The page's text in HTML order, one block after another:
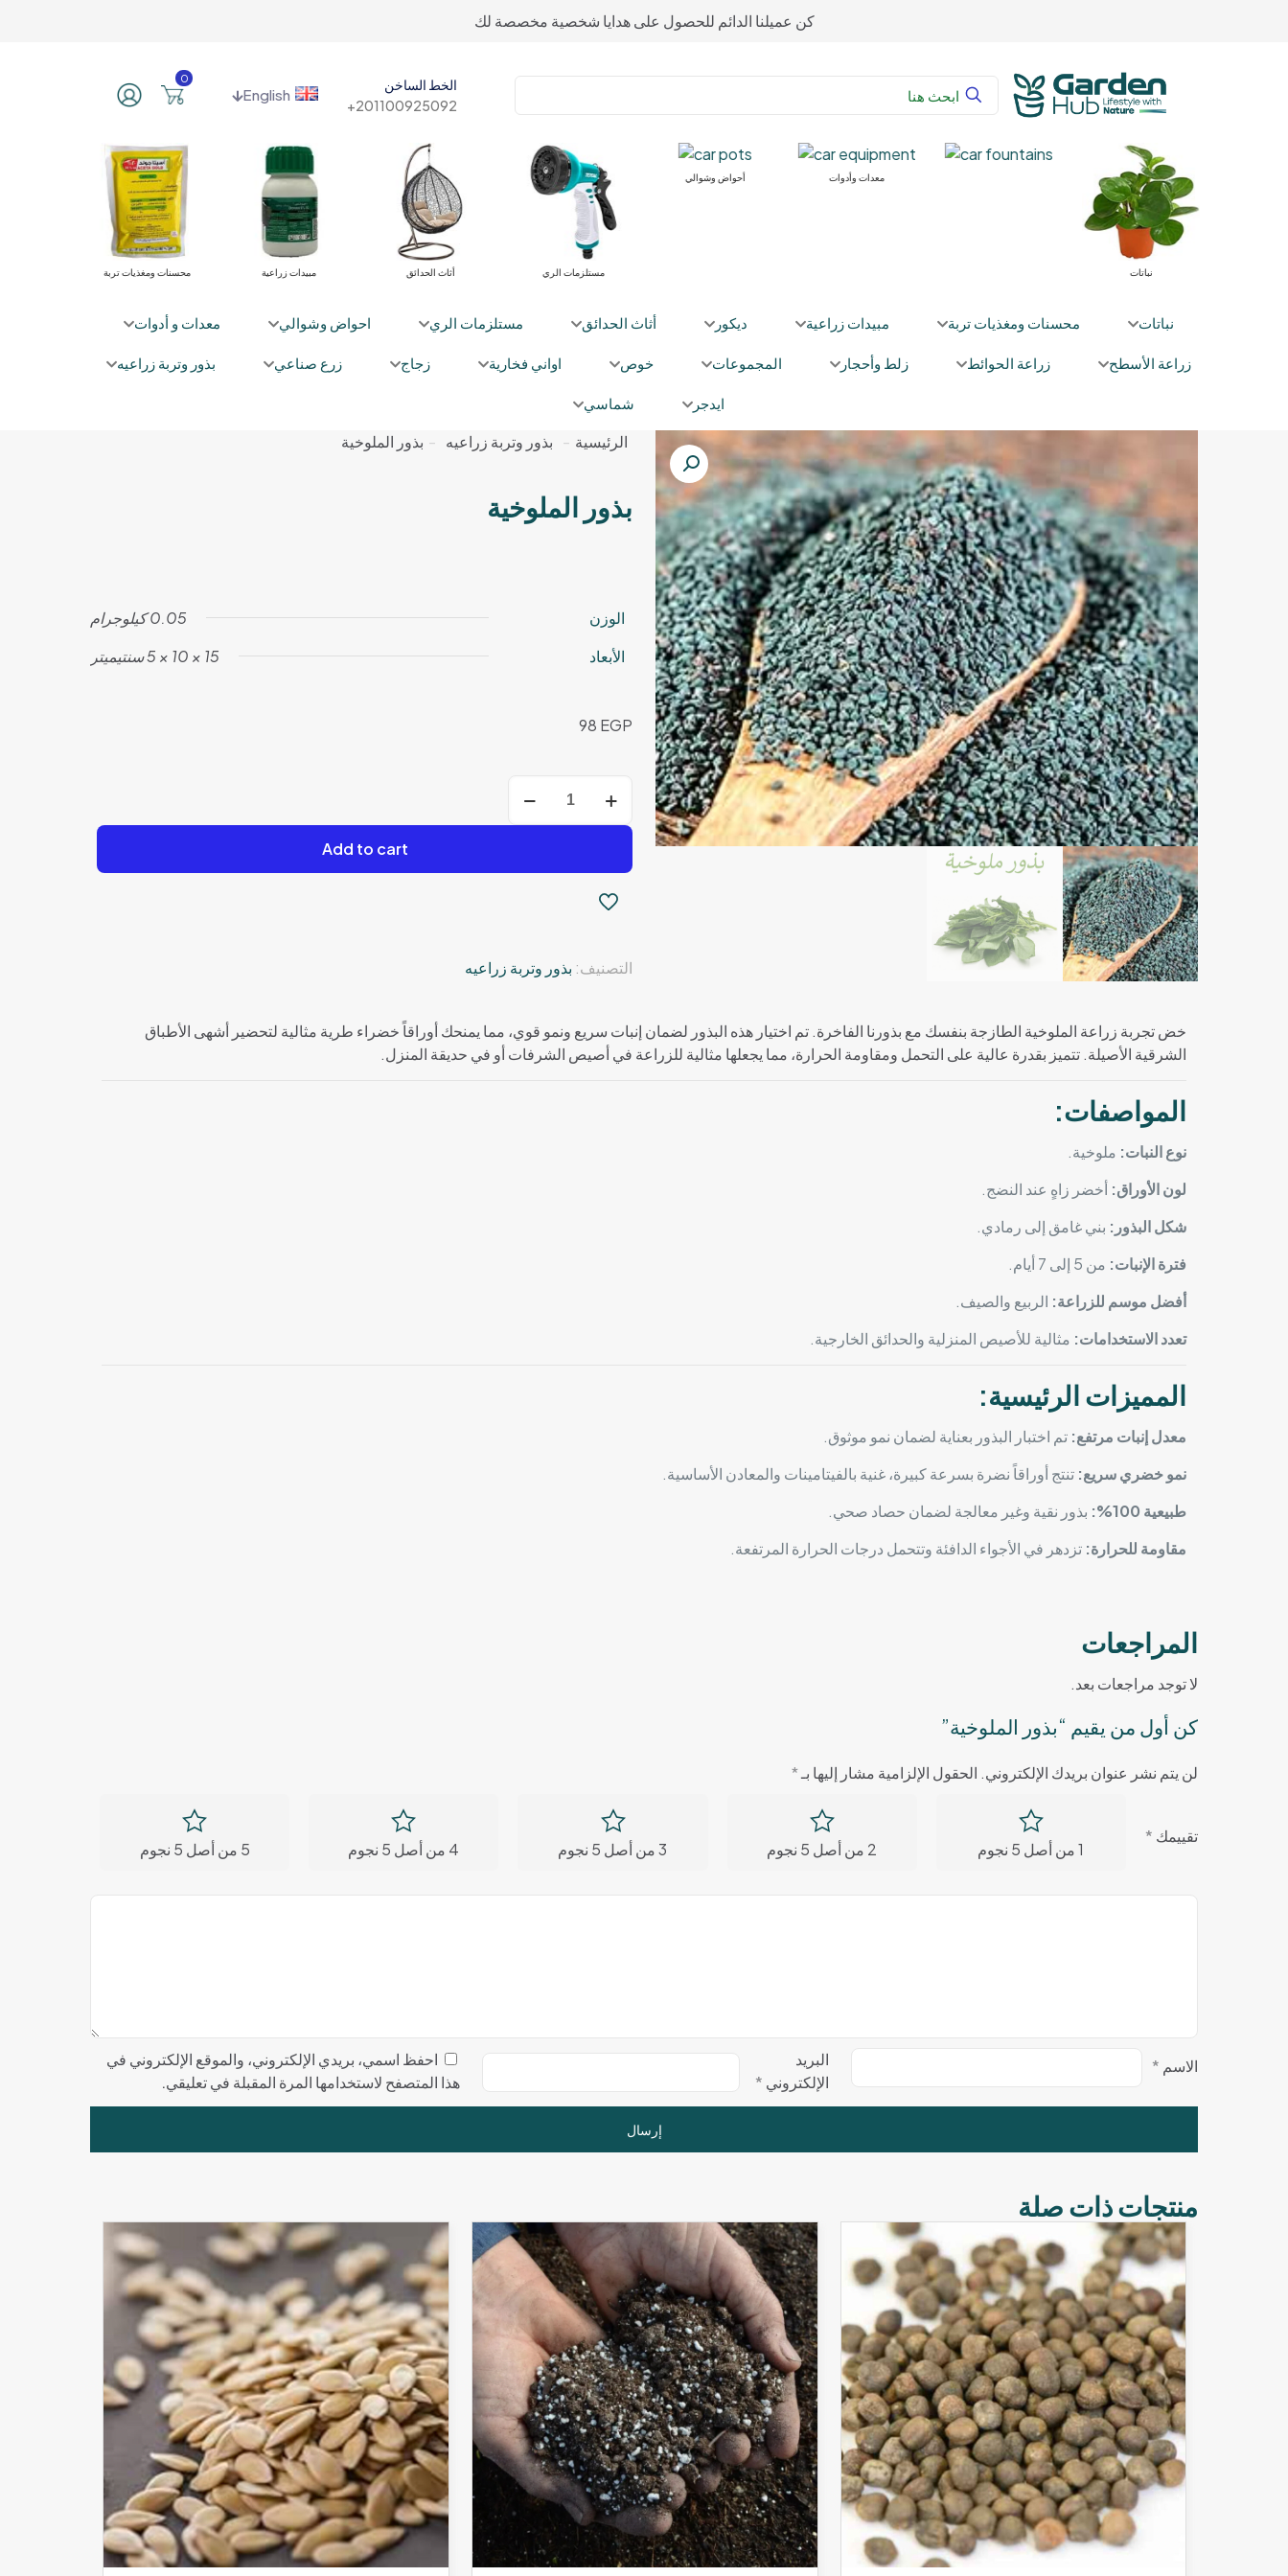
كن عميلنا الدائم للحصول على هدايا شخصية مخصصة لك
الخط الساخن
201100925092+
English
0
مبيدات زراعية أثاث الحدائق مستلزمات الري
أحواض وشوالي معدات وأدوات
محسنات ومغذيات تربة
نباتات محسنات ومغذيات تربة مبيدات زراعية ديكور أثاث الحدائق مستلزمات الري احواض وشوالي معدات و أدوات
زراعة الأسطح زراعة الحوائط زلط وأحجار المجموعات خوص اواني فخارية زجاج زرع صناعي بذور وتربة زراعيه
ايدجر شماسي
الرئيسية - بذور وتربة زراعيه - بذور الملوخية
بذور الملوخية
الوزن
0.05 كيلوجرام
الأبعاد
15 × 10 × 5 سنتيميتر
98 EGP
بذور
الملوخية
Add to cart
التصنيف: بذور وتربة زراعيه
خض تجربة زراعة الملوخية الطازجة بنفسك مع بذورنا الفاخرة. تم اختيار هذه البذور لضمان إنبات سريع ونمو قوي، مما يمنحك أوراقاً خضراء طرية مثالية لتحضير أشهى الأطباق
الشرقية الأصيلة. تتميز بقدرة عالية على التحمل ومقاومة الحرارة، مما يجعلها مثالية للزراعة في أصيص الشرفات أو في حديقة المنزل.
المواصفات:
نوع النبات: ملوخية.
لون الأوراق: أخضر زاهٍ عند النضج.
شكل البذور: بني غامق إلى رمادي.
فترة الإنبات: من 5 إلى 7 أيام.
أفضل موسم للزراعة: الربيع والصيف.
تعدد الاستخدامات: مثالية للأصيص المنزلية والحدائق الخارجية.
المميزات الرئيسية:
معدل إنبات مرتفع: تم اختبار البذور بعناية لضمان نمو موثوق.
نمو خضري سريع: تنتج أوراقاً نضرة بسرعة كبيرة، غنية بالفيتامينات والمعادن الأساسية.
طبيعية 100%:
بذور نقية وغير معالجة لضمان حصاد صحي.
مقاومة للحرارة: تزدهر في الأجواء الدافئة وتتحمل درجات الحرارة المرتفعة.
المراجعات
لا توجد مراجعات بعد.
كن أول من يقيم “بذور الملوخية”
لن يتم نشر عنوان بريدك الإلكتروني. الحقول الإلزامية مشار إليها بـ*
تقييمك *
1 من أصل 5 نجوم 2 من أصل 5 نجوم 3 من أصل 5 نجوم 4 من أصل 5 نجوم 5 من أصل 5 نجوم
الاسم *
البريد
الإلكتروني *
احفظ اسمي، بريدي الإلكتروني، والموقع الإلكتروني في
هذا المتصفح لاستخدامها المرة المقبلة في تعليقي.
منتجات ذات صلة